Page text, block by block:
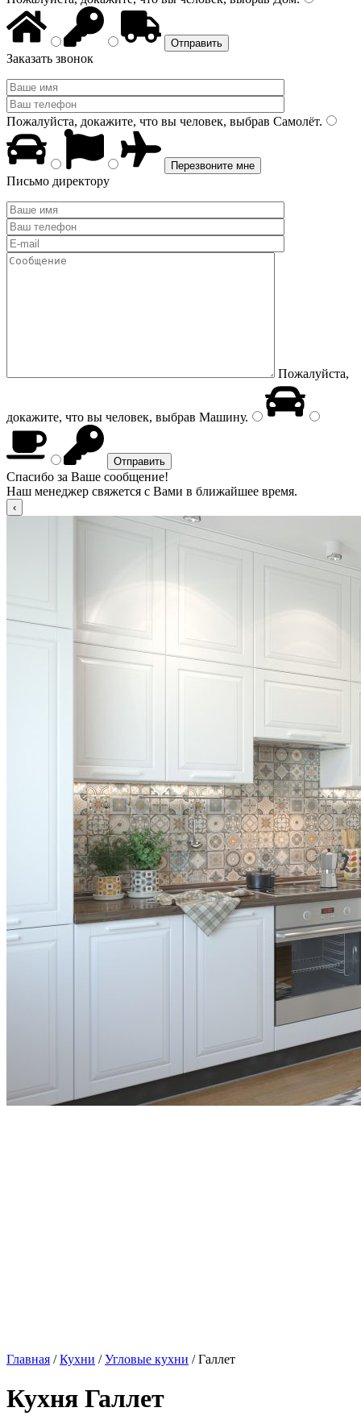
Заказать звонок
Пожалуйста, докажите, что вы человек, выбрав Самолёт.
Письмо директору
Пожалуйста,
докажите, что вы человек, выбрав Машину.
Спасибо за Ваше сообщение!
Наш менеджер свяжется с Вами в ближайшее время.
Главная /Кухни /Угловые кухни / Галлет
Кухня Галлет